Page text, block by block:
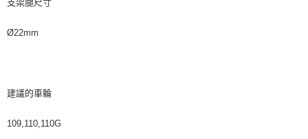
支架腿尺寸
Ø22mm
建議的車輪
109,110,110G